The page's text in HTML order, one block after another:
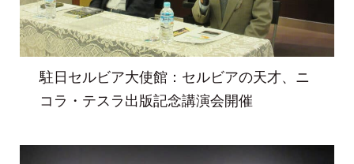
駐日セルビア大使館：セルビアの天才、ニ
コラ・テスラ出版記念講演会開催